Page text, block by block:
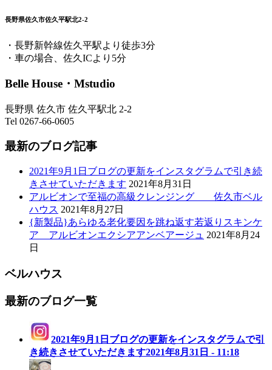
長野県佐久市佐久平駅北2-2
・長野新幹線佐久平駅より徒歩3分
・車の場合、佐久ICより5分
Belle House・Mstudio
長野県 佐久市 佐久平駅北 2-2
Tel 0267-66-0605
最新のブログ記事
2021年9月1日ブログの更新をインスタグラムで引き続
きさせていただきます 2021年8月31日
アルビオンで至福の高級クレンジング 佐久市ベル
ハウス 2021年8月27日
{新製品}あらゆる老化要因を跳ね返す若返りスキンケ
ア アルビオンエクシアアンベアージュ 2021年8月24
日
ベルハウス
最新のブログ一覧
2021年9月1日ブログの更新をインスタグラムで引
き続きさせていただきます2021年8月31日 - 11:18